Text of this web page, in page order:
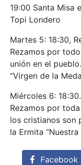
19:00 Santa Misa
Topi Londero
Martes 5: 18:30,
Rezamos por
unión en el
“Virgen de la
Miércoles 6:
Rezamos por
los cristianos son
la Ermita
Facebook